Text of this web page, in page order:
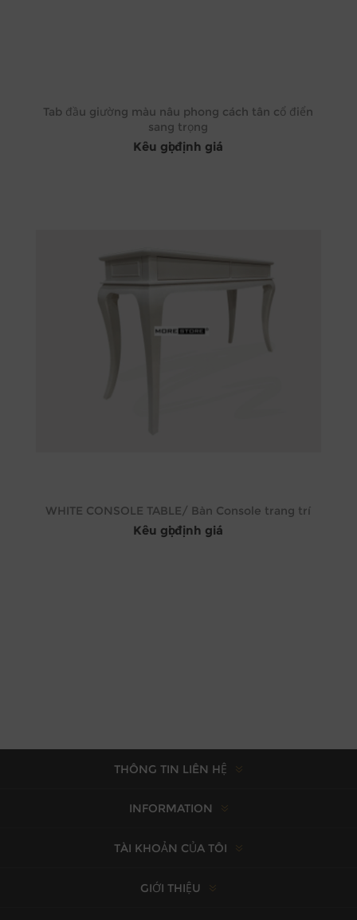
Tab đầu giường màu nâu phong cách tân cổ điển
sang trọng
Kêu gọi định giá
WHITE CONSOLE TABLE/ Bàn Console trang trí
Kêu gọi định giá
THÔNG TIN LIÊN HỆ
INFORMATION
TÀI KHOẢN CỦA TÔI
GIỚI THIỆU